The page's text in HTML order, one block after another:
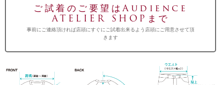
ご試着のご要望はAudience
ATELIER SHOPまで
事前にご連絡頂ければ店頭にすぐにご試着出来るよう店頭にご用意させて頂
きます